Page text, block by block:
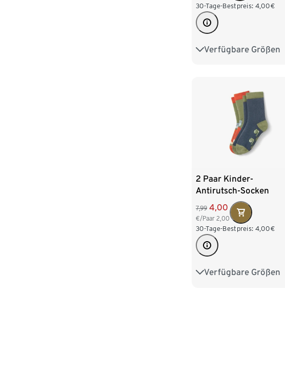
30-Tage-Bestpreis: 4,00€
Verfügbare Größen
23-26 27-30 31-34
2 Paar Kinder-
Antirutsch-Socken
7,99 4,00
€/Paar 2,00
30-Tage-Bestpreis: 4,00€
Verfügbare Größen
23-26 27-30 31-34